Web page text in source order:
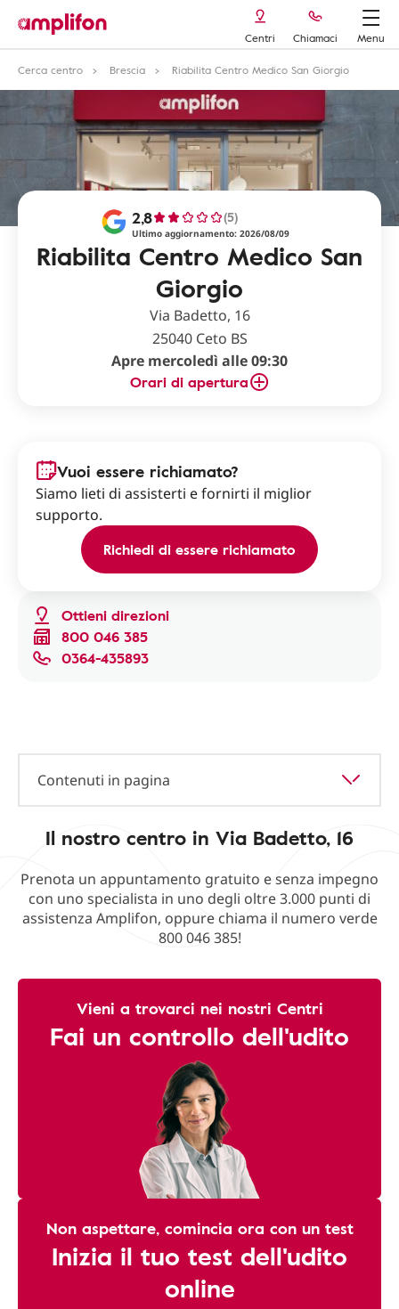
Centri Chiamaci
Menu
Cerca centro
Brescia Riabilita Centro Medico San Giorgio
Riabilita Centro Medico San
Giorgio
2,8 (5)
Ultimo aggiornamento: 2026/08/09
Via Badetto, 16
25040 Ceto BS
Apre mercoledì alle 09:30
Orari di apertura
Ottieni direzioni
800 046 385
0364-435893
Vuoi essere richiamato?
Siamo lieti di assisterti e fornirti il miglior
supporto.
Richiedi di essere richiamato
Contenuti in pagina
Il nostro centro in Via Badetto, 16
Prenota un appuntamento gratuito e senza impegno
con uno specialista in uno degli oltre 3.000 punti di
assistenza Amplifon, oppure chiama il numero verde
800 046 385!
Vieni a trovarci nei nostri Centri
Fai un controllo dell'udito
Non aspettare, comincia ora con un test
Inizia il tuo test dell'udito
online